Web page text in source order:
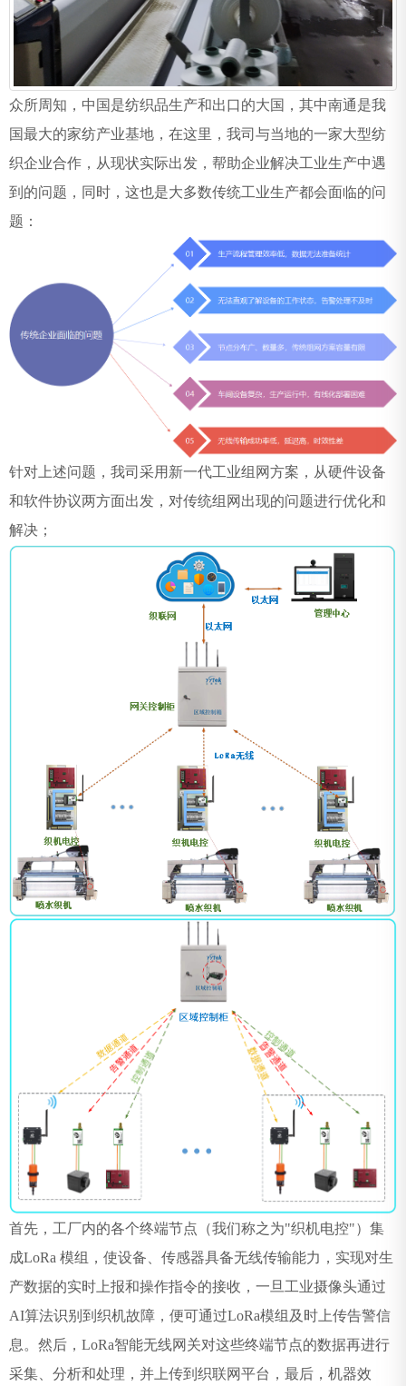
众所周知，中国是纺织品生产和出口的大国，其中南通是我
国最大的家纺产业基地，在这里，我司与当地的一家大型纺
织企业合作，从现状实际出发，帮助企业解决工业生产中遇
到的问题，同时，这也是大多数传统工业生产都会面临的问
题：
针对上述问题，我司采用新一代工业组网方案，从硬件设备
和软件协议两方面出发，对传统组网出现的问题进行优化和
解决；
首先，工厂内的各个终端节点（我们称之为"织机电控"）集
成LoRa 模组，使设备、传感器具备无线传输能力，实现对生
产数据的实时上报和操作指令的接收，一旦工业摄像头通过
AI算法识别到织机故障，便可通过LoRa模组及时上传告警信
息。然后， LoRa智能无线网关对这些终端节点的数据再进行
采集、分析和处理，并上传到织联网平台，最后，机器效